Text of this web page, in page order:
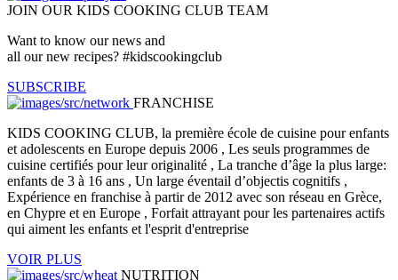
JOIN OUR KIDS COOKING CLUB TEAM
Want to know our news and
all our new recipes? #kidscookingclub
SUBSCRIBE
FRANCHISE
KIDS COOKING CLUB, la première école de cuisine pour enfants
et adolescents en Europe depuis 2006 , Les seuls programmes de
cuisine certifiés pour leur originalité , La tranche d’âge la plus large:
enfants de 3 à 16 ans , Un large éventail d’objectis cognitifs ,
Expérience en franchise à partir de 2012 avec son réseau en Grèce,
en Chypre et en Europe , Forfait attrayant pour les partenaires actifs
qui aiment les enfants et l'esprit d'entreprise
VOIR PLUS
NUTRITION